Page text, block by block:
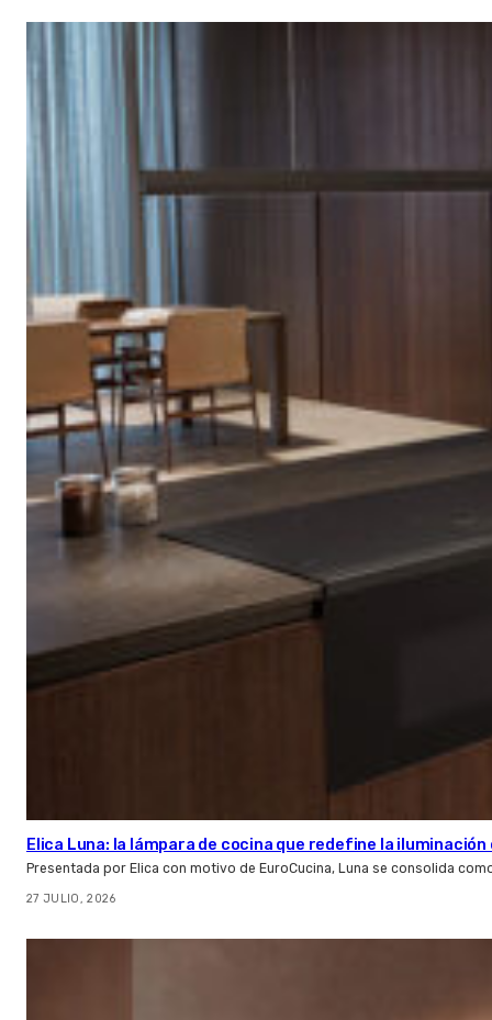
Elica Luna: la lámpara de cocina que redefine la
Presentada por Elica con motivo de EuroCucina, Luna se consolida
27 JULIO, 2026